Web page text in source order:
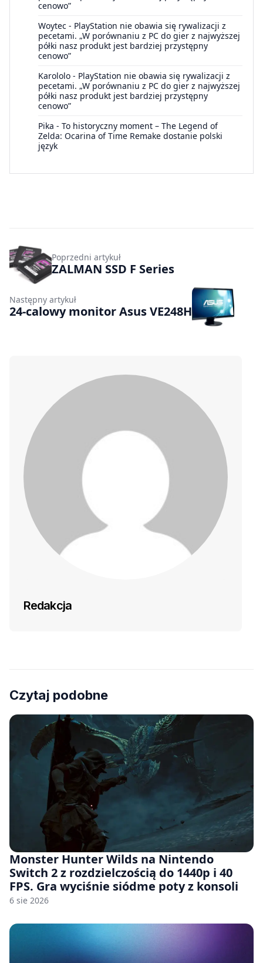
cenowo”
Woytec - PlayStation nie obawia się rywalizacji z
pecetami. „W porównaniu z PC do gier z najwyższej
półki nasz produkt jest bardziej przystępny
cenowo”
Karololo - PlayStation nie obawia się rywalizacji z
pecetami. „W porównaniu z PC do gier z najwyższej
półki nasz produkt jest bardziej przystępny
cenowo”
Pika - To historyczny moment – The Legend of
Zelda: Ocarina of Time Remake dostanie polski
język
Poprzedni artykuł
ZALMAN SSD F Series
Następny artykuł
24-calowy monitor Asus VE248H
Redakcja
Czytaj podobne
Monster Hunter Wilds na Nintendo
Switch 2 z rozdzielczością do 1440p i 40
FPS. Gra wyciśnie siódme poty z konsoli
6 sie 2026